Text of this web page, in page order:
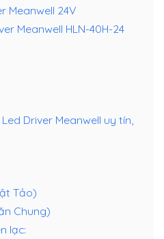
Meanwell 24V
Meanwell HLN-40H-24
Driver Meanwell uy tín,
Tảo)
Chung)
lạc: